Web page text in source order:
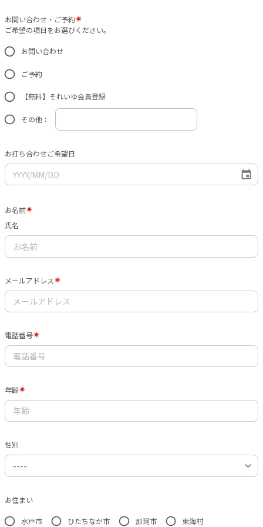
お問い合わせ・ご予約
ご希望の項目をお選びください。
お問い合わせ
ご予約
【無料】それいゆ会員登録
その他：
お打ち合わせご希望日
お名前
氏名
メールアドレス
電話番号
年齢
性別
お住まい
水戸市 ひたちなか市 那珂市 東海村